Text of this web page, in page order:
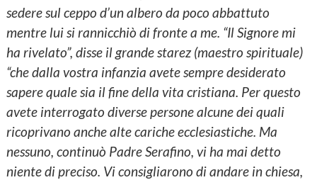
sedere sul ceppo d’un albero da poco abbattuto
mentre lui si rannicchiò di fronte a me. “Il Signore mi
ha rivelato”, disse il grande starez (maestro spirituale)
“che dalla vostra infanzia avete sempre desiderato
sapere quale sia il fine della vita cristiana. Per questo
avete interrogato diverse persone alcune dei quali
ricoprivano anche alte cariche ecclesiastiche. Ma
nessuno, continuò Padre Serafino, vi ha mai detto
niente di preciso. Vi consigliarono di andare in chiesa,